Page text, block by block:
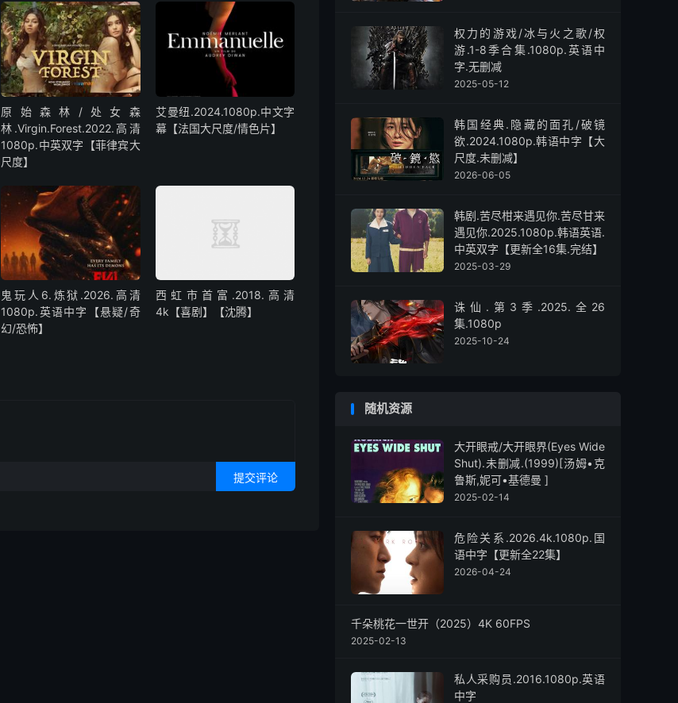
原始森林/处女森
林.Virgin.Forest.2022.高清
1080p.中英双字【菲律宾大
尺度】
艾曼纽.2024.1080p.中文字
幕【法国大尺度/情色片】
鬼玩人6.炼狱.2026.高清
1080p.英语中字【悬疑/奇
幻/恐怖】
西虹市首富.2018.高清
4k【喜剧】【沈腾】
提交评论
权力的游戏/冰与火之歌/权
游.1-8季合集.1080p.英语中
字.无删减
2025-05-12
韩国经典.隐藏的面孔/破镜
欲.2024.1080p.韩语中字【大
尺度.未删减】
2026-06-05
韩剧.苦尽柑来遇见你.苦尽甘来
遇见你.2025.1080p.韩语英语.
中英双字【更新全16集.完结】
2025-03-29
诛仙.第3季.2025.全26
集.1080p
2025-10-24
随机资源
大开眼戒/大开眼界(Eyes Wide
Shut).未删减.(1999)[汤姆•克
鲁斯,妮可•基德曼 ]
2025-02-14
危险关系.2026.4k.1080p.国
语中字【更新全22集】
2026-04-24
千朵桃花一世开（2025）4K 60FPS
2025-02-13
私人采购员.2016.1080p.英语
中字